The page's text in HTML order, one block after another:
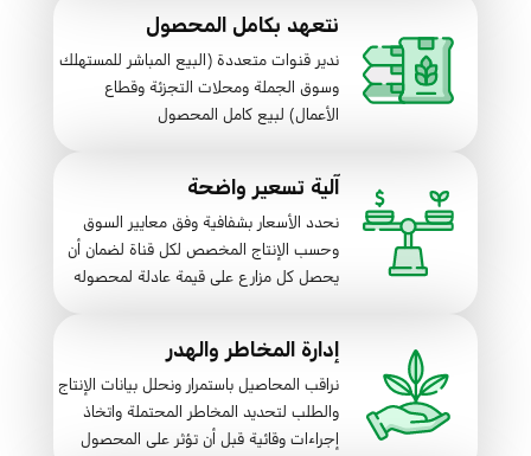
نتعهد بكامل المحصول
ندير قنوات متعددة (البيع المباشر للمستهلك
وسوق الجملة ومحلات التجزئة وقطاع
الأعمال) لبيع كامل المحصول
آلية تسعير واضحة
نحدد الأسعار بشفافية وفق معايير السوق
وحسب الإنتاج المخصص لكل قناة لضمان أن
يحصل كل مزارع على قيمة عادلة لمحصوله
إدارة المخاطر والهدر
نراقب المحاصيل باستمرار ونحلل بيانات الإنتاج
والطلب لتحديد المخاطر المحتملة واتخاذ
إجراءات وقائية قبل أن تؤثر على المحصول